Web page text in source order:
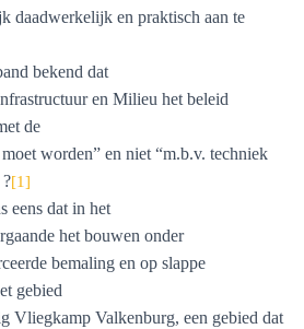
daadwerkelijk en praktisch aan te
bekend dat
en Milieu het beleid
de
worden” en niet “m.b.v. techniek
[1]
eens dat in het
het bouwen onder
bemaling en op slappe
gebied
Vliegkamp Valkenburg, een gebied dat